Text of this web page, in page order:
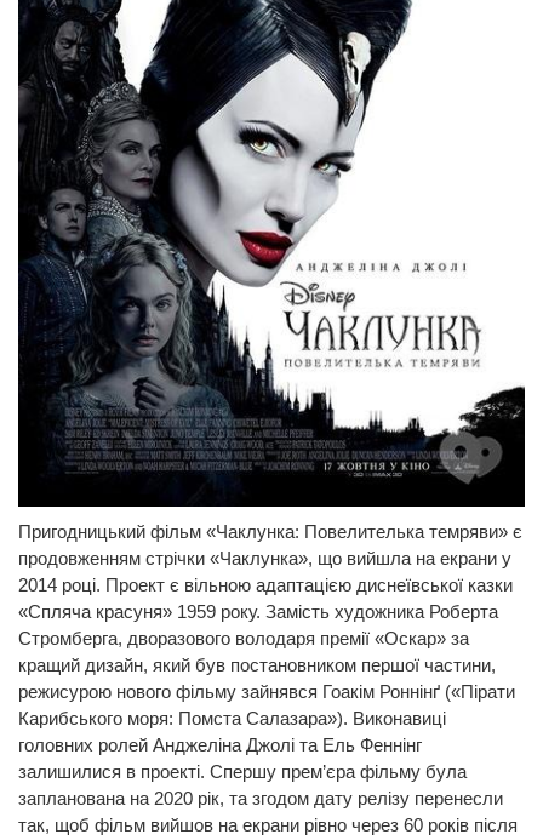
Пригодницький фільм «Чаклунка: Повелителька темряви» є
продовженням стрічки «Чаклунка», що вийшла на екрани у
2014 році. Проект є вільною адаптацією диснеївської казки
«Спляча красуня» 1959 року. Замість художника Роберта
Стромберга, дворазового володаря премії «Оскар» за
кращий дизайн, який був постановником першої частини,
режисурою нового фільму зайнявся Гоакім Роннінґ («Пірати
Карибського моря: Помста Салазара»). Виконавиці
головних ролей Анджеліна Джолі та Ель Феннінг
залишилися в проекті. Спершу прем’єра фільму була
запланована на 2020 рік, та згодом дату релізу перенесли
так, щоб фільм вийшов на екрани рівно через 60 років після